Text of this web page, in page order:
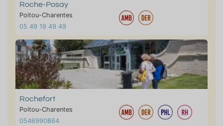
Roche-Posay
Poitou-Charentes
05 49 19 49 49
Rochefort
Poitou-Charentes
0546990864